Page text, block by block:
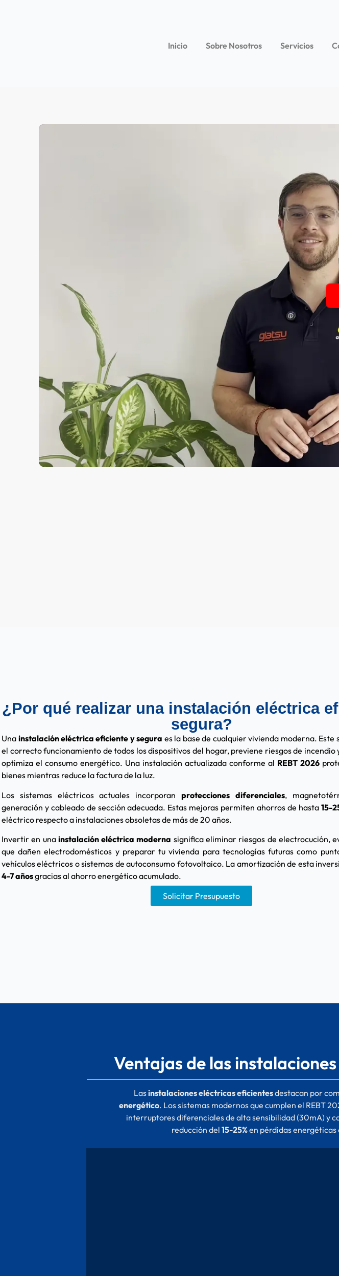
Inicio Sobre Nosotros Servicios
¿Por qué realizar una instalación eléctrica
segura?
Una instalación eléctrica eficiente y segura es la base de cualquier vivienda moderna. Este
el correcto funcionamiento de todos los dispositivos del hogar, previene riesgos de incendio
optimiza el consumo energético. Una instalación actualizada conforme al REBT 2026
bienes mientras reduce la factura de la luz.
Los sistemas eléctricos actuales incorporanprotecciones diferenciales,
generación y cableado de sección adecuada. Estas mejoras permiten ahorros de hasta 15-
eléctrico respecto a instalaciones obsoletas de más de 20 años.
Invertir en una instalación eléctrica moderna significa eliminar riesgos de electrocución,
que dañen electrodomésticos y preparar tu vivienda para tecnologías futuras como
vehículos eléctricos o sistemas de autoconsumo fotovoltaico. La amortización de esta
4-7 añosgracias al ahorro energético acumulado.
Solicitar Presupuesto
Ventajas de las
Lasinstalaciones eléctricas eficientesdestacan por
energético. Los sistemas modernos que cumplen el REBT
interruptores diferenciales de alta sensibilidad (30mA) y
reducción del 15-25%en pérdidas